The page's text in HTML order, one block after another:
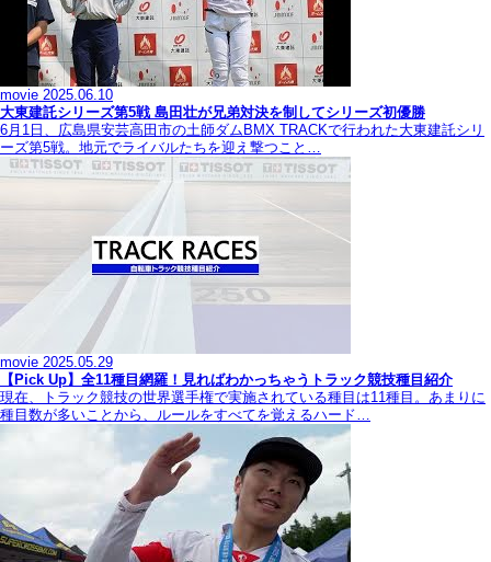
movie 2025.06.10
大東建託シリーズ第5戦 島田壮が兄弟対決を制してシリーズ初優勝
6月1日、広島県安芸高田市の土師ダムBMX TRACKで行われた大東建託シリ
ーズ第5戦。地元でライバルたちを迎え撃つこと…
movie 2025.05.29
【Pick Up】全11種目網羅！見ればわかっちゃうトラック競技種目紹介
現在、トラック競技の世界選手権で実施されている種目は11種目。あまりに
種目数が多いことから、ルールをすべてを覚えるハード…